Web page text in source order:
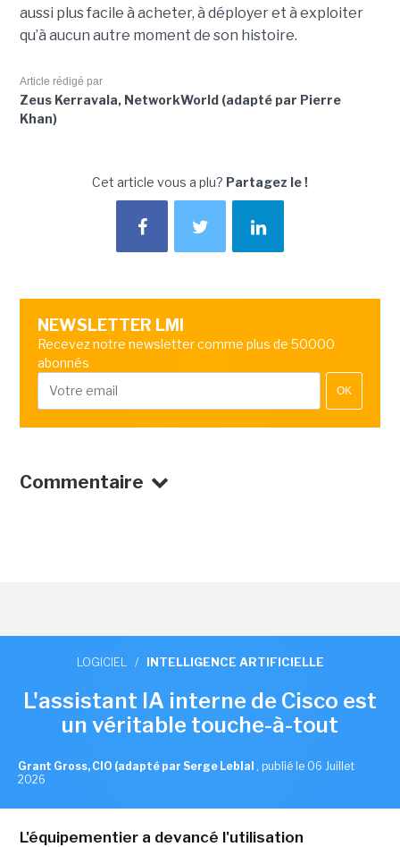
aussi plus facile à acheter, à déployer et à exploiter
qu’à aucun autre moment de son histoire.
Article rédigé par
Zeus Kerravala, NetworkWorld (adapté par Pierre
Khan)
Cet article vous a plu? Partagez le !
NEWSLETTER LMI
Recevez notre newsletter comme plus de 50000
abonnés
OK
Commentaire
LOGICIEL / INTELLIGENCE ARTIFICIELLE
L'assistant IA interne de Cisco est
un véritable touche-à-tout
Grant Gross, CIO (adapté par Serge Leblal , publié le 06 Juillet
2026
L'équipementier a devancé l'utilisation